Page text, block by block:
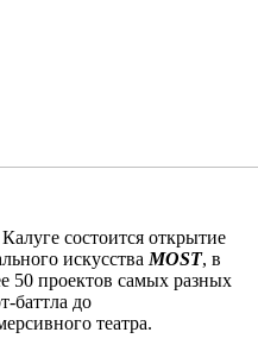
состоится открытие
искусства MOST, в
50 проектов самых разных
баттла до
театра.